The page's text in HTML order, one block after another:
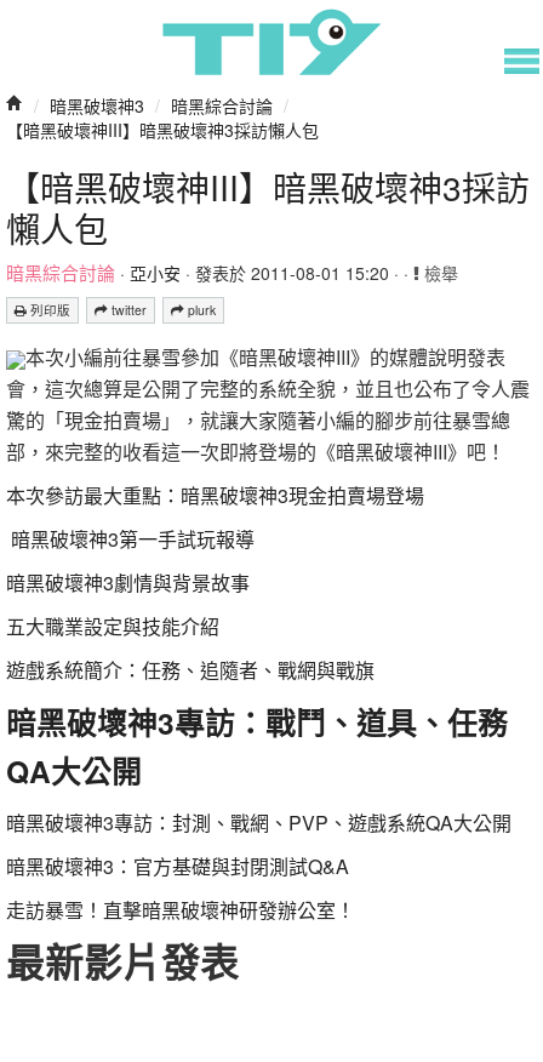
/ 暗黑破壞神3 / 暗黑綜合討論 /
【暗黑破壞神III】暗黑破壞神3採訪懶人包
【暗黑破壞神III】暗黑破壞神3採訪
懶人包
暗黑綜合討論 · 亞小安 · 發表於 2011-08-01 15:20 · · 檢舉
列印版 twitter plurk
本次小編前往暴雪參加《暗黑破壞神III》的媒體說明發表
會，這次總算是公開了完整的系統全貌，並且也公布了令人震
驚的「現金拍賣場」，就讓大家隨著小編的腳步前往暴雪總
部，來完整的收看這一次即將登場的《暗黑破壞神III》吧！
本次參訪最大重點：暗黑破壞神3現金拍賣場登場
暗黑破壞神3第一手試玩報導
暗黑破壞神3劇情與背景故事
五大職業設定與技能介紹
遊戲系統簡介：任務、追隨者、戰網與戰旗
暗黑破壞神3專訪：戰鬥、道具、任務
QA大公開
暗黑破壞神3專訪：封測、戰網、PVP、遊戲系統QA大公開
暗黑破壞神3：官方基礎與封閉測試Q&A
走訪暴雪！直擊暗黑破壞神研發辦公室！
最新影片發表